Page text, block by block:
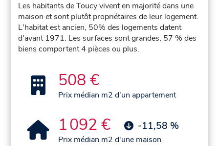
Les habitants de Toucy vivent en majorité dans une
maison et sont plutôt propriétaires de leur logement.
L'habitat est ancien, 50% des logements datent
d'avant 1971. Les surfaces sont grandes, 57 % des
biens comportent 4 pièces ou plus.
508 €
Prix médian m2 d'un appartement
1 092 € -11,58 %
Prix médian m2 d'une maison